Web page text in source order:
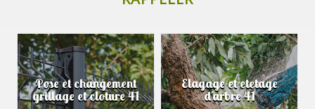
Pose et changement
grillage et cloture 41
Elagage et etetage
d'arbre 41